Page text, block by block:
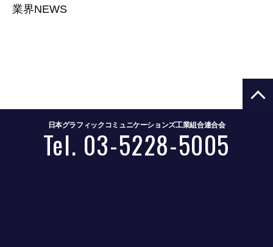
業界NEWS
日本グラフィックコミュニケーションズ工業組合連合会
Tel. 03-5228-5005